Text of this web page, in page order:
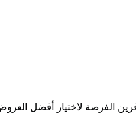
الفرصة لاختيار أفضل